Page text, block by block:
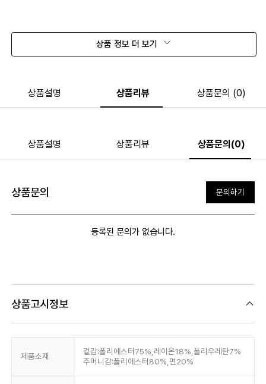
상품 정보 더 보기
상품설명 상품리뷰 상품문의 (0)
상품설명 상품리뷰 상품문의(0)
상품문의 문의하기
등록된 문의가 없습니다.
상품고시정보
제품소재
겉감:폴리에스터75%,레이온18%,폴리우레탄7%
주머니감:폴리에스터80%,면20%